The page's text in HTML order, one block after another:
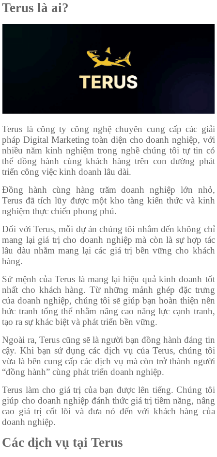
Terus là ai?
Terus là công ty công nghệ chuyên cung cấp các giải
pháp Digital Marketing toàn diện cho doanh nghiệp, với
nhiều năm kinh nghiệm trong nghề chúng tôi tự tin có
thể đồng hành cùng khách hàng trên con đường phát
triển công việc kinh doanh lâu dài.
Đồng hành cùng hàng trăm doanh nghiệp lớn nhỏ,
Terus đã tích lũy được một kho tàng kiến thức và kinh
nghiệm thực chiến phong phú.
Đối với Terus, mỗi dự án chúng tôi nhắm đến không chỉ
mang lại giá trị cho doanh nghiệp mà còn là sự hợp tác
lâu dàu nhằm mang lại các giá trị bền vững cho khách
hàng.
Sứ mệnh của Terus là mang lại hiệu quả kinh doanh tốt
nhất cho khách hàng. Từ những mảnh ghép đặc trưng
của doanh nghiệp, chúng tôi sẽ giúp bạn hoàn thiện nên
bức tranh tổng thể nhằm nâng cao năng lực cạnh tranh,
tạo ra sự khác biệt và phát triển bền vững.
Ngoài ra, Terus cũng sẽ là người bạn đồng hành đáng tin
cậy. Khi bạn sử dụng các dịch vụ của Terus, chúng tôi
vừa là bên cung cấp các dịch vụ mà còn trở thành người
“đồng hành” cùng phát triển doanh nghiệp.
Terus làm cho giá trị của bạn được lên tiếng. Chúng tôi
giúp cho doanh nghiệp đánh thức giá trị tiềm năng, nâng
cao giá trị cốt lõi và đưa nó đến với khách hàng của
doanh nghiệp.
Các dịch vụ tại Terus